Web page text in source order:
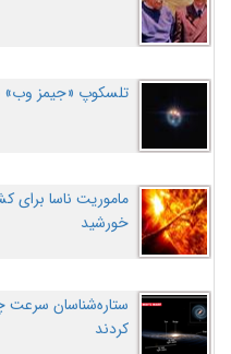
تلسکوپ «جیمز وب»
ماموریت ناسا برای
خورشید
ستاره‌شناسان سرعت
کردند